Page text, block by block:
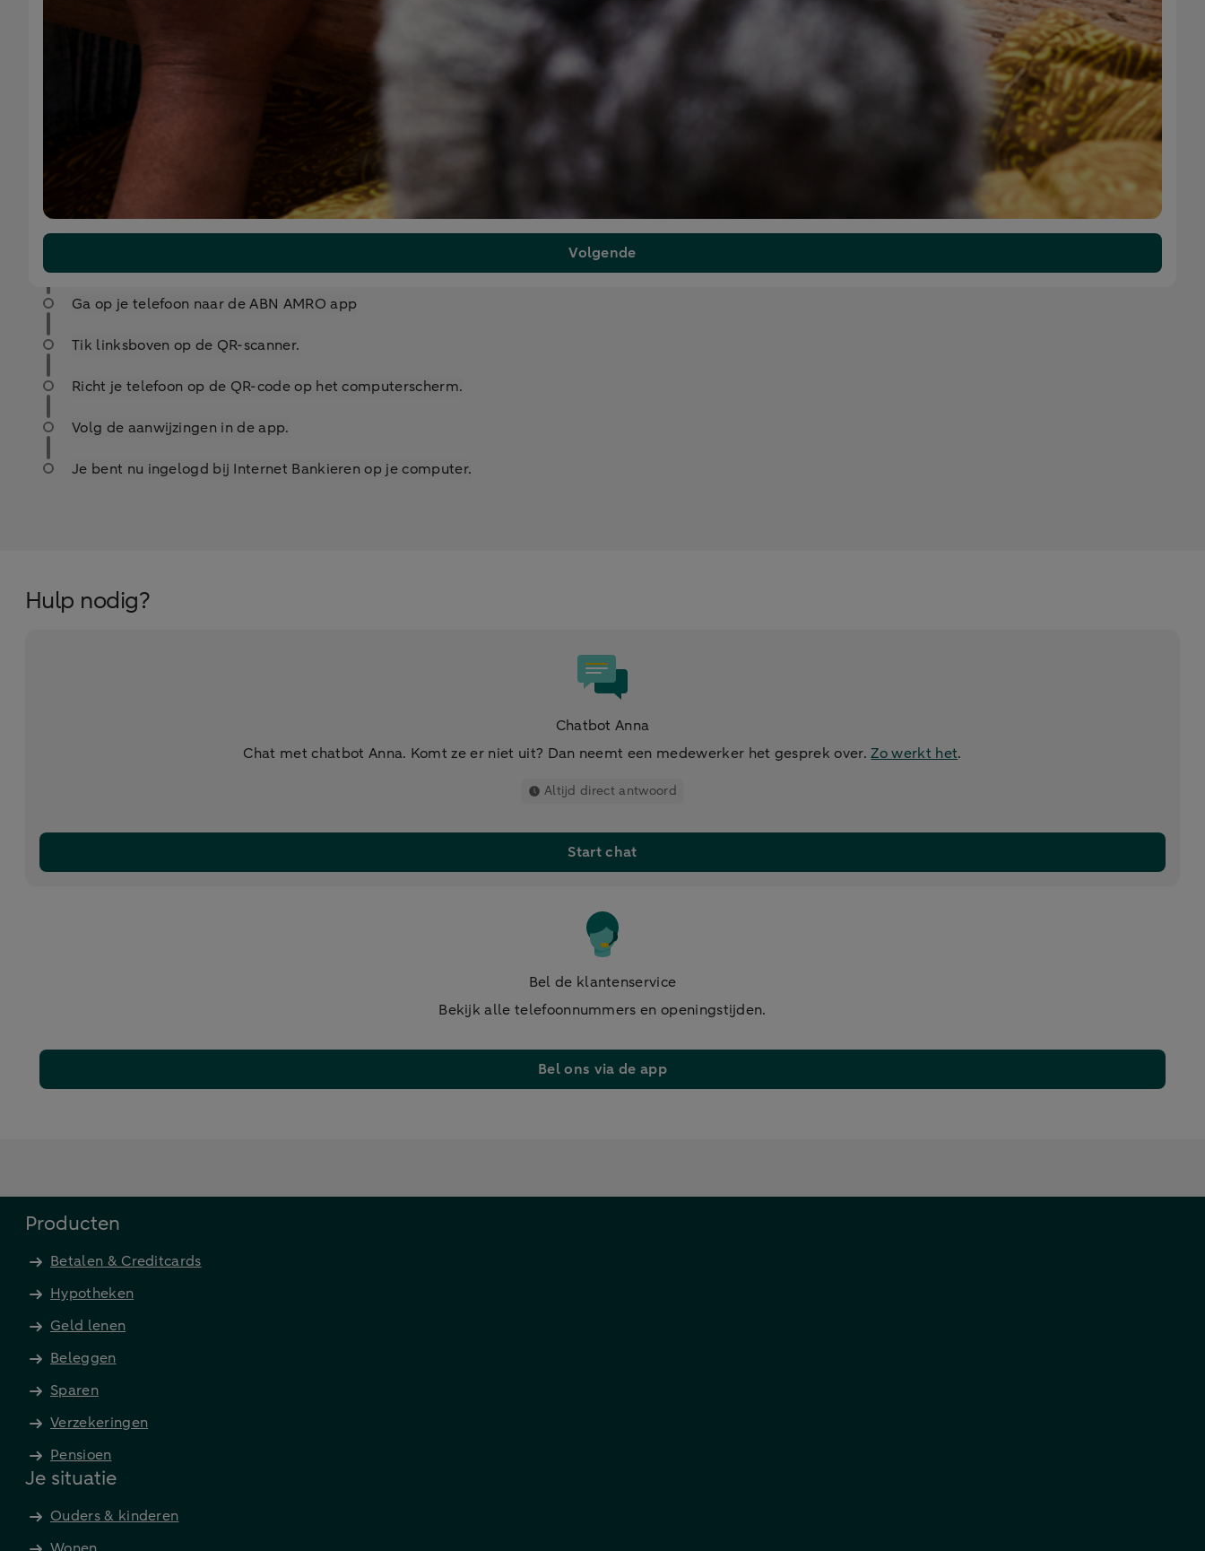
Volgende
Ga op je telefoon naar de ABN AMRO app
Tik linksboven op de QR-scanner.
Richt je telefoon op de QR-code op het computerscherm.
Volg de aanwijzingen in de app.
Je bent nu ingelogd bij Internet Bankieren op je computer.
Hulp nodig?
Chatbot Anna
Chat met chatbot Anna. Komt ze er niet uit? Dan neemt een medewerker het gesprek over.Zo werkt het.
Altijd direct antwoord
Start chat
Bel de klantenservice
Bekijk alle telefoonnummers en openingstijden.
Bel ons via de app
Producten
Betalen & Creditcards
Hypotheken
Geld lenen
Beleggen
Sparen
Verzekeringen
Pensioen
Je situatie
Ouders & kinderen